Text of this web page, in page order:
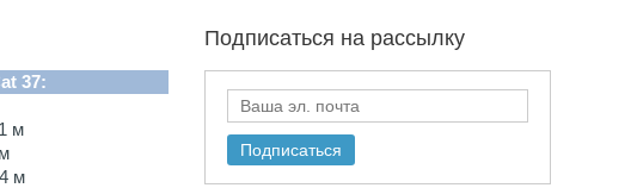
37:
м
м
Подписаться на рассылку